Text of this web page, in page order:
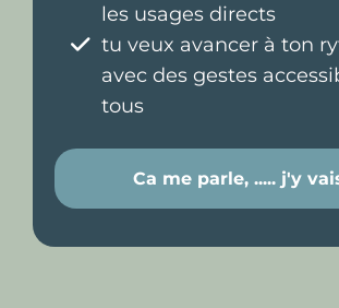
les usages directs
tu veux avancer à ton
avec des gestes
tous
Ca me parle, ..... j'y